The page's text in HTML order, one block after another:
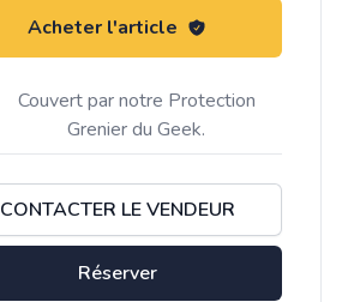
Acheter l'article
Couvert par notre Protection
Grenier du Geek.
CONTACTER LE VENDEUR
Réserver